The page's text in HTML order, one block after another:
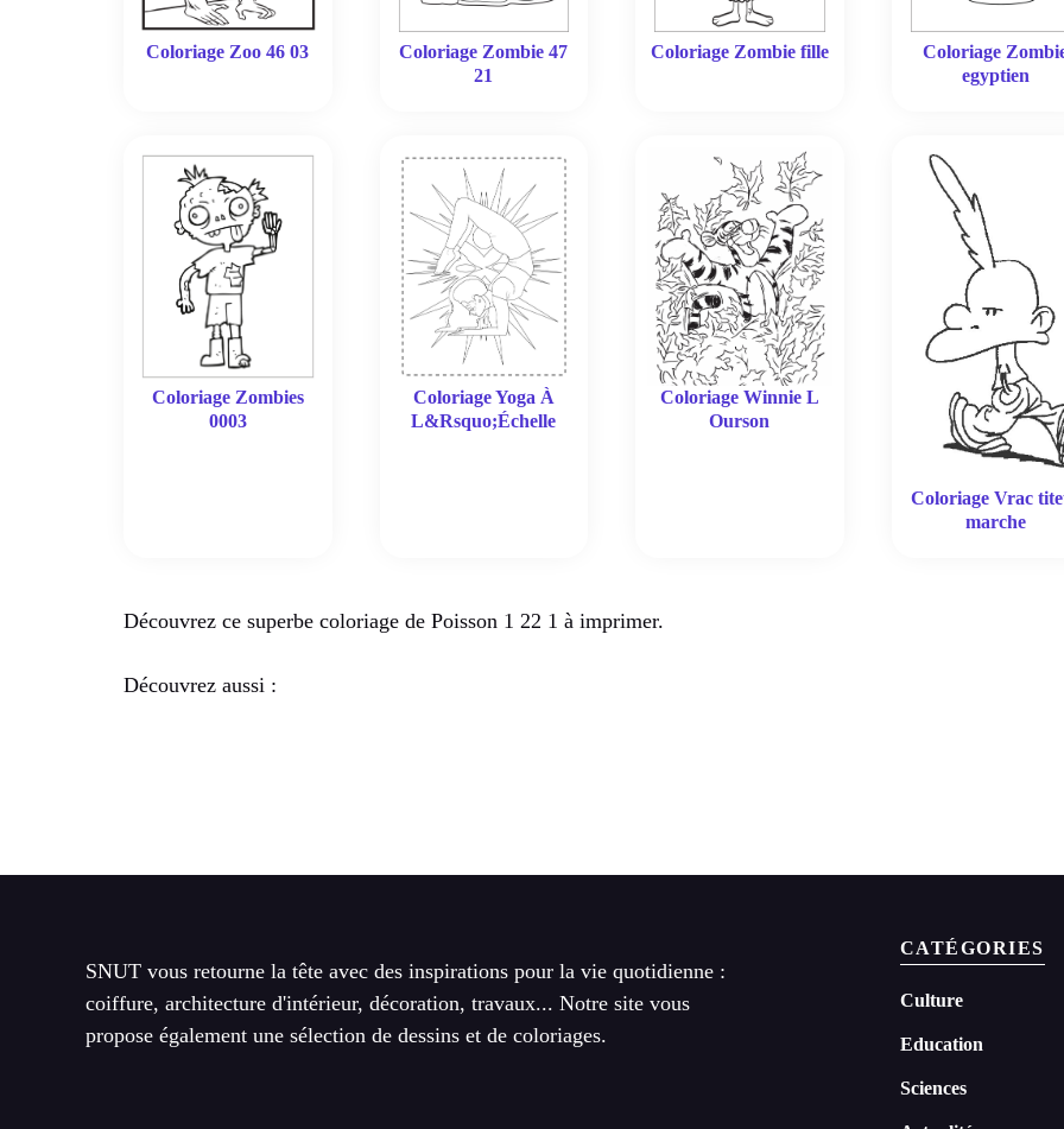
Coloriage Zoo 46 03
Coloriage Zombie 47
21
Coloriage Zombie fille
Coloriage
egyptien
Coloriage Zombies
0003
Coloriage Yoga À
L&Rsquo;Échelle
Coloriage Winnie L
Ourson
Coloriage Vrac
marche
Découvrez ce superbe coloriage de Poisson 1 22 1 à imprimer.
Découvrez aussi :
SNUT vous retourne la tête avec des inspirations pour la vie quotidienne :
coiffure, architecture d'intérieur, décoration, travaux... Notre site vous
propose également une sélection de dessins et de coloriages.
CATÉGORIES
Culture
Education
Sciences